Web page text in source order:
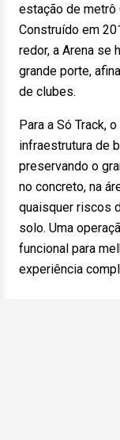
estação de metrô
Construído em
redor, a Arena se
grande porte,
de clubes.
Para a Só Track,
infraestrutura de
preservando o
no concreto, na
quaisquer riscos
solo. Uma
funcional para
experiência